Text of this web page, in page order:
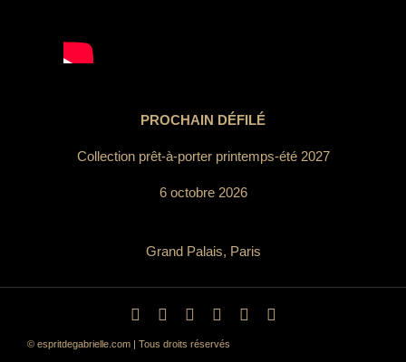
PROCHAIN DÉFILÉ
Collection prêt-à-porter printemps-été 2027
6 octobre 2026
Grand Palais, Paris
© espritdegabrielle.com | Tous droits réservés